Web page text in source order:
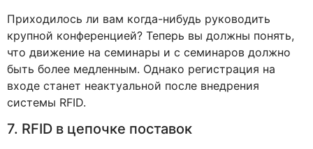
Приходилось ли вам когда-нибудь руководить
крупной конференцией? Теперь вы должны понять,
что движение на семинары и с семинаров должно
быть более медленным. Однако регистрация на
входе станет неактуальной после внедрения
системы RFID.
7. RFID в цепочке поставок